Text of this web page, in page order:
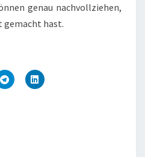
genau nachvollziehen,
gemacht hast.